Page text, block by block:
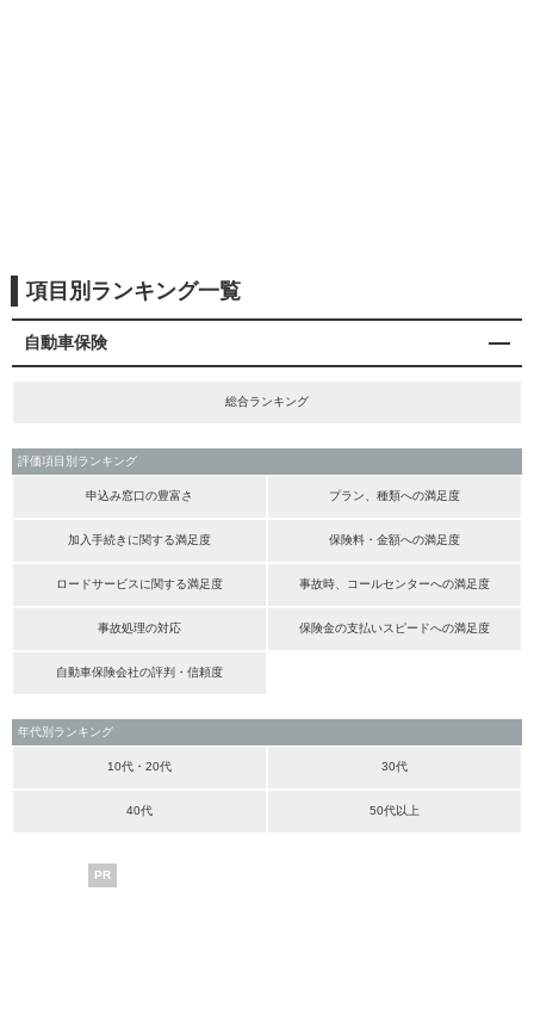
項目別ランキング一覧
自動車保険
総合ランキング
評価項目別ランキング
申込み窓口の豊富さ プラン、種類への満足度
加入手続きに関する満足度 保険料・金額への満足度
ロードサービスに関する満足度 事故時、コールセンターへの満足度
事故処理の対応 保険金の支払いスピードへの満足度
自動車保険会社の評判・信頼度
年代別ランキング
10代・20代 30代
40代 50代以上
PR